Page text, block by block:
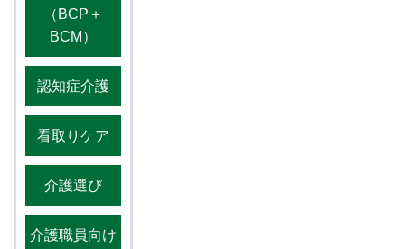
（BCP＋
BCM）
認知症介護
看取りケア
介護選び
介護職員向け